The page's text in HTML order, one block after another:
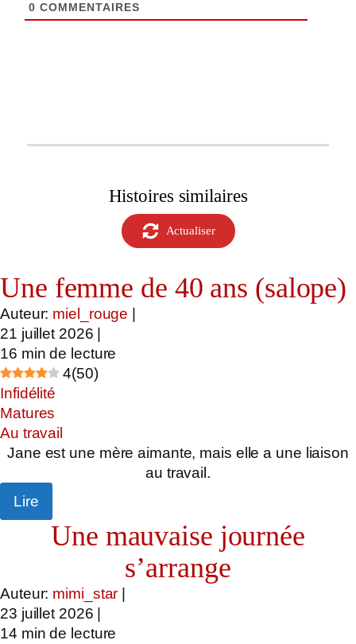
0 COMMENTAIRES
Histoires similaires
Actualiser
Une femme de 40 ans (salope)
Auteur: miel_rouge
21 juillet 2026
16 min de lecture
4(50)
Infidélité
Matures
Au travail
Jane est une mère aimante, mais elle a une liaison
au travail.
Lire
Une mauvaise journée
s’arrange
Auteur: mimi_star
23 juillet 2026
14 min de lecture